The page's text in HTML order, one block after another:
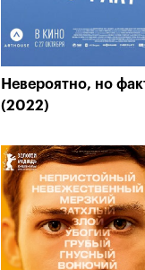
Невероятно, но
(2022)